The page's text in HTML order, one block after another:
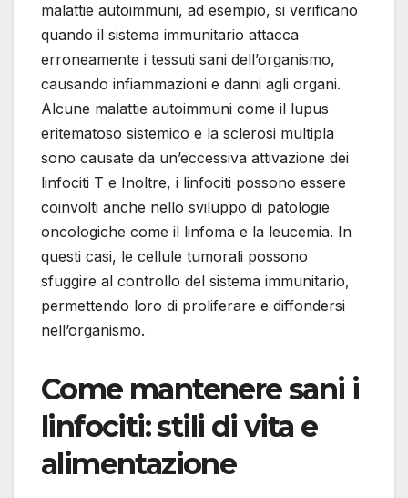
malattie autoimmuni, ad esempio, si verificano
quando il sistema immunitario attacca
erroneamente i tessuti sani dell’organismo,
causando infiammazioni e danni agli organi.
Alcune malattie autoimmuni come il lupus
eritematoso sistemico e la sclerosi multipla
sono causate da un’eccessiva attivazione dei
linfociti T e Inoltre, i linfociti possono essere
coinvolti anche nello sviluppo di patologie
oncologiche come il linfoma e la leucemia. In
questi casi, le cellule tumorali possono
sfuggire al controllo del sistema immunitario,
permettendo loro di proliferare e diffondersi
nell’organismo.
Come mantenere sani i
linfociti: stili di vita e
alimentazione